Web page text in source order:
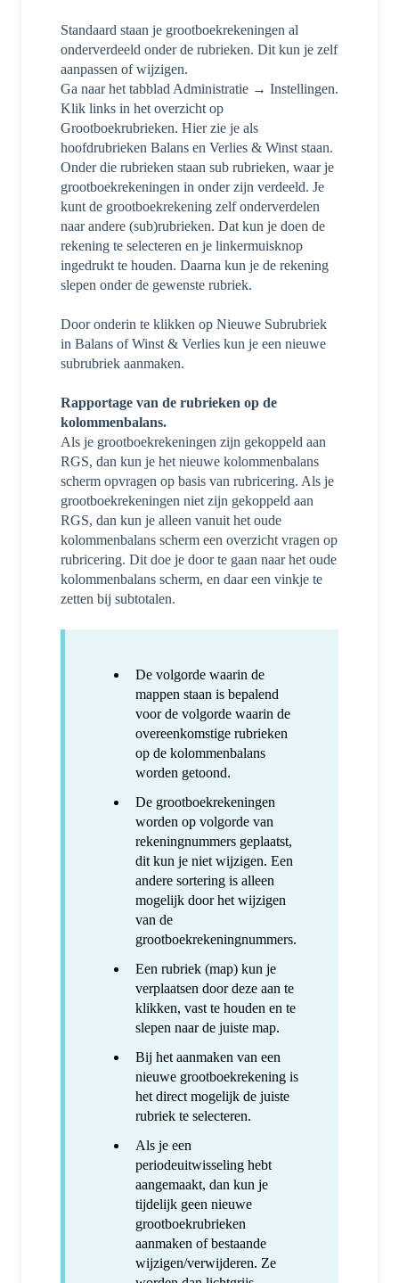
Standaard staan je grootboekrekeningen al
onderverdeeld onder de rubrieken. Dit kun je zelf
aanpassen of wijzigen.
Ga naar het tabblad Administratie → Instellingen.
Klik links in het overzicht op
Grootboekrubrieken. Hier zie je als
hoofdrubrieken Balans en Verlies & Winst staan.
Onder die rubrieken staan sub rubrieken, waar je
grootboekrekeningen in onder zijn verdeeld. Je
kunt de grootboekrekening zelf onderverdelen
naar andere (sub)rubrieken. Dat kun je doen de
rekening te selecteren en je linkermuisknop
ingedrukt te houden. Daarna kun je de rekening
slepen onder de gewenste rubriek.
Door onderin te klikken op Nieuwe Subrubriek
in Balans of Winst & Verlies kun je een nieuwe
subrubriek aanmaken.
Rapportage van de rubrieken op de
kolommenbalans.
Als je grootboekrekeningen zijn gekoppeld aan
RGS, dan kun je het nieuwe kolommenbalans
scherm opvragen op basis van rubricering. Als je
grootboekrekeningen niet zijn gekoppeld aan
RGS, dan kun je alleen vanuit het oude
kolommenbalans scherm een overzicht vragen op
rubricering. Dit doe je door te gaan naar het oude
kolommenbalans scherm, en daar een vinkje te
zetten bij subtotalen.
De volgorde waarin de
mappen staan is bepalend
voor de volgorde waarin de
overeenkomstige rubrieken
op de kolommenbalans
worden getoond.
De grootboekrekeningen
worden op volgorde van
rekeningnummers geplaatst,
dit kun je niet wijzigen. Een
andere sortering is alleen
mogelijk door het wijzigen
van de
grootboekrekeningnummers.
Een rubriek (map) kun je
verplaatsen door deze aan te
klikken, vast te houden en te
slepen naar de juiste map.
Bij het aanmaken van een
nieuwe grootboekrekening is
het direct mogelijk de juiste
rubriek te selecteren.
Als je een
periodeuitwisseling hebt
aangemaakt, dan kun je
tijdelijk geen nieuwe
grootboekrubrieken
aanmaken of bestaande
wijzigen/verwijderen. Ze